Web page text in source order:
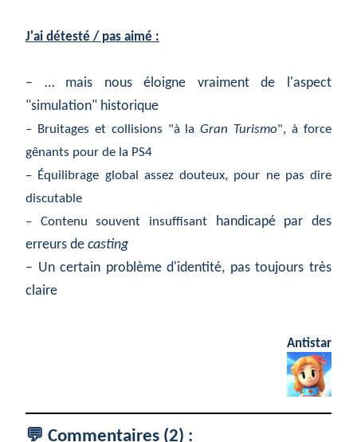
J'ai détesté / pas aimé :
– … mais nous éloigne vraiment de l'aspect
"simulation" historique
– Bruitages et collisions "à laGran Turismo", à force
gênants pour de la PS4
– Équilibrage global assez douteux, pour ne pas dire
discutable
– Contenu souvent insuffisant handicapé par des
erreurs de casting
– Un certain problème d'identité, pas toujours très
claire
Antistar
💬 Commentaires (2) :